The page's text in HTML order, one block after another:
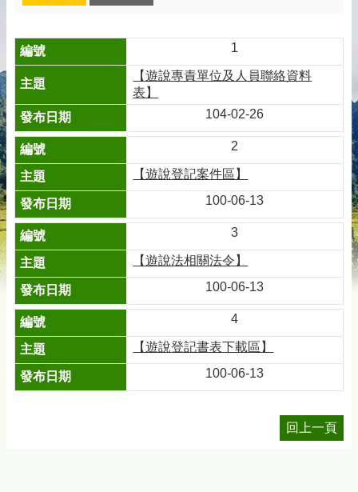
1
【遊說專責單位及人員聯絡資料
表】
104-02-26
2
【遊說登記案件區】
100-06-13
3
【遊說法相關法令】
100-06-13
4
【遊說登記書表下載區】
100-06-13
回上一頁